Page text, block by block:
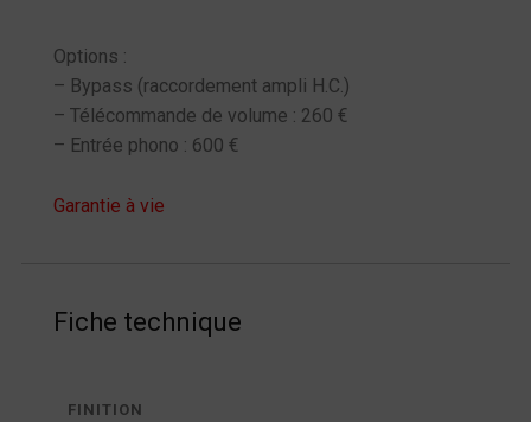
Options :
– Bypass (raccordement ampli H.C.)
– Télécommande de volume : 260 €
– Entrée phono : 600 €
Garantie à vie
Fiche technique
FINITION